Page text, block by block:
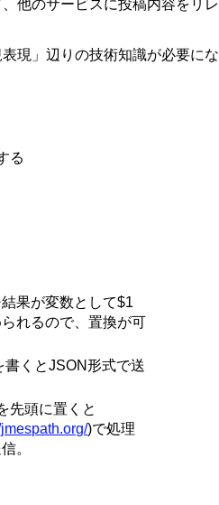
他のサービスに投稿内容をリレ
現」辺りの技術知識が必要にな
る
果が変数として$1
れるので、置換が可
書くとJSON形式で送
先頭に置くと
)で処理
。